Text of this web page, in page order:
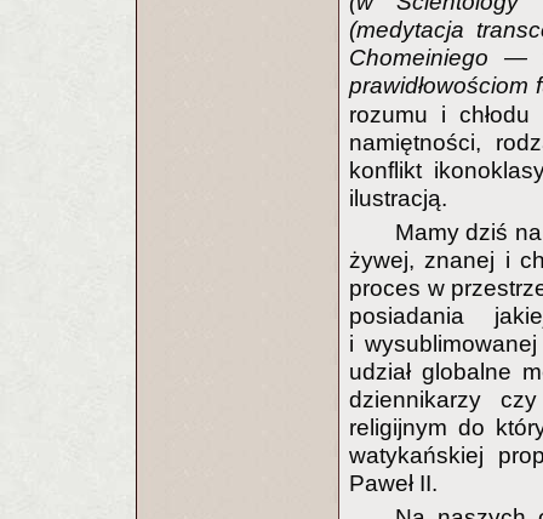
(medytacja
Chomeiniego —
prawidłowościom
rozumu i
namiętności,
konflikt
ilustracją.
Mamy dziś
żywej, znanej i
proces w
posiadania
i
udział globalne
dziennikarzy
religijnym do
watykańskiej
Paweł II.